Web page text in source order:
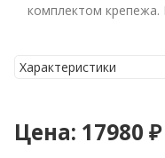
комплектом крепежа.
Характеристики
Цена: 17980 ₽